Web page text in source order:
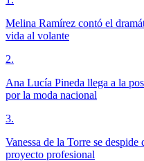
Melina Ramírez contó el
vida al volante
2.
Ana Lucía Pineda llega a la
por la moda nacional
3.
Vanessa de la Torre se
proyecto profesional